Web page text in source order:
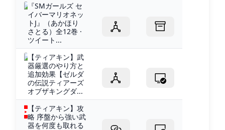
『SMガールズ セ
イバーマリオネッ
トJ』（あかほり
さとる）全12巻 ·
ツイート...
【ティアキン】武
器厳選のやり方と
追加効果【ゼルダ
の伝説ティアーズ
オブザキングダ...
【ティアキン】攻
略 序盤から強い武
器を何度も取れる